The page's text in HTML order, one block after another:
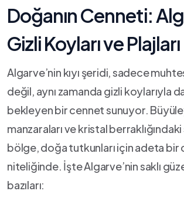
Doğanın⁢ Cenneti:
⁢Gizli Koyları ve Plajları
Algarve’nin kıyı şeridi,⁤ sadece
değil,​ aynı zamanda gizli koylarıyla
‌bekleyen ​bir cennet sunuyor.
manzaraları ve kristal⁢ berraklığındaki
bölge,⁢ doğa tutkunları için ‍adeta bir
niteliğinde. ⁤İşte Algarve’nin saklı
bazıları: